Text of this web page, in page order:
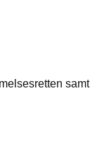
samt